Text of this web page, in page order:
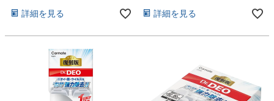
詳細を見る 詳細を見る